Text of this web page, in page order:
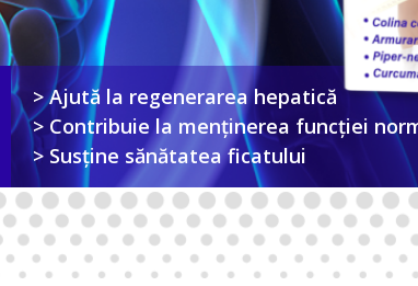
> Ajută la regenerarea hepatică
> Contribuie la menținerea funcției
> Susține sănătatea ficatului